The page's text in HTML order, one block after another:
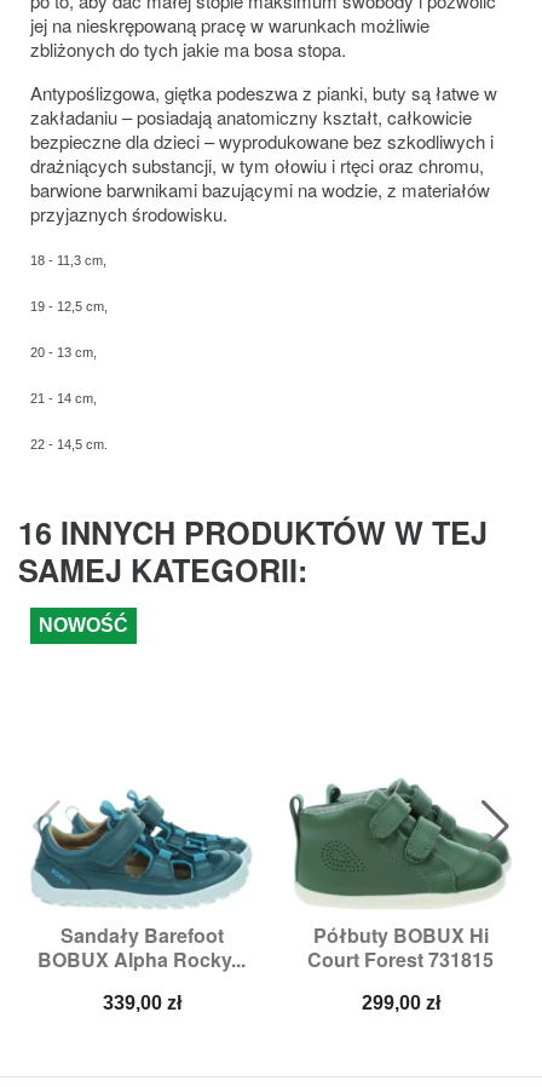
jej na nieskrępowaną pracę w warunkach możliwie
zbliżonych do tych jakie ma bosa stopa.
Antypoślizgowa, giętka podeszwa z pianki, buty są łatwe w
zakładaniu – posiadają anatomiczny kształt, całkowicie
bezpieczne dla dzieci – wyprodukowane bez szkodliwych i
drażniących substancji, w tym ołowiu i rtęci oraz chromu,
barwione barwnikami bazującymi na wodzie, z materiałów
przyjaznych środowisku.
18 - 11,3 cm,
19 - 12,5 cm,
20 - 13 cm,
21 - 14 cm,
22 - 14,5 cm.
16 INNYCH PRODUKTÓW W TEJ
SAMEJ KATEGORII:
Sandały Barefoot
BOBUX Alpha Rocky...
Cena
339,00 zł
NOWOŚĆ
Półbuty BOBUX Hi
Court Forest 731815
Cena
299,00 zł